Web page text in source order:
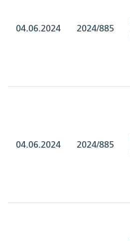
04.06.2024 2024/885
04.06.2024 2024/885